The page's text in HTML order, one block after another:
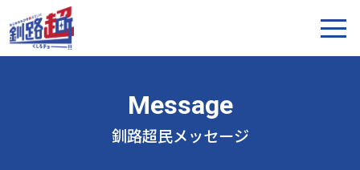
釧路超民メッセージ